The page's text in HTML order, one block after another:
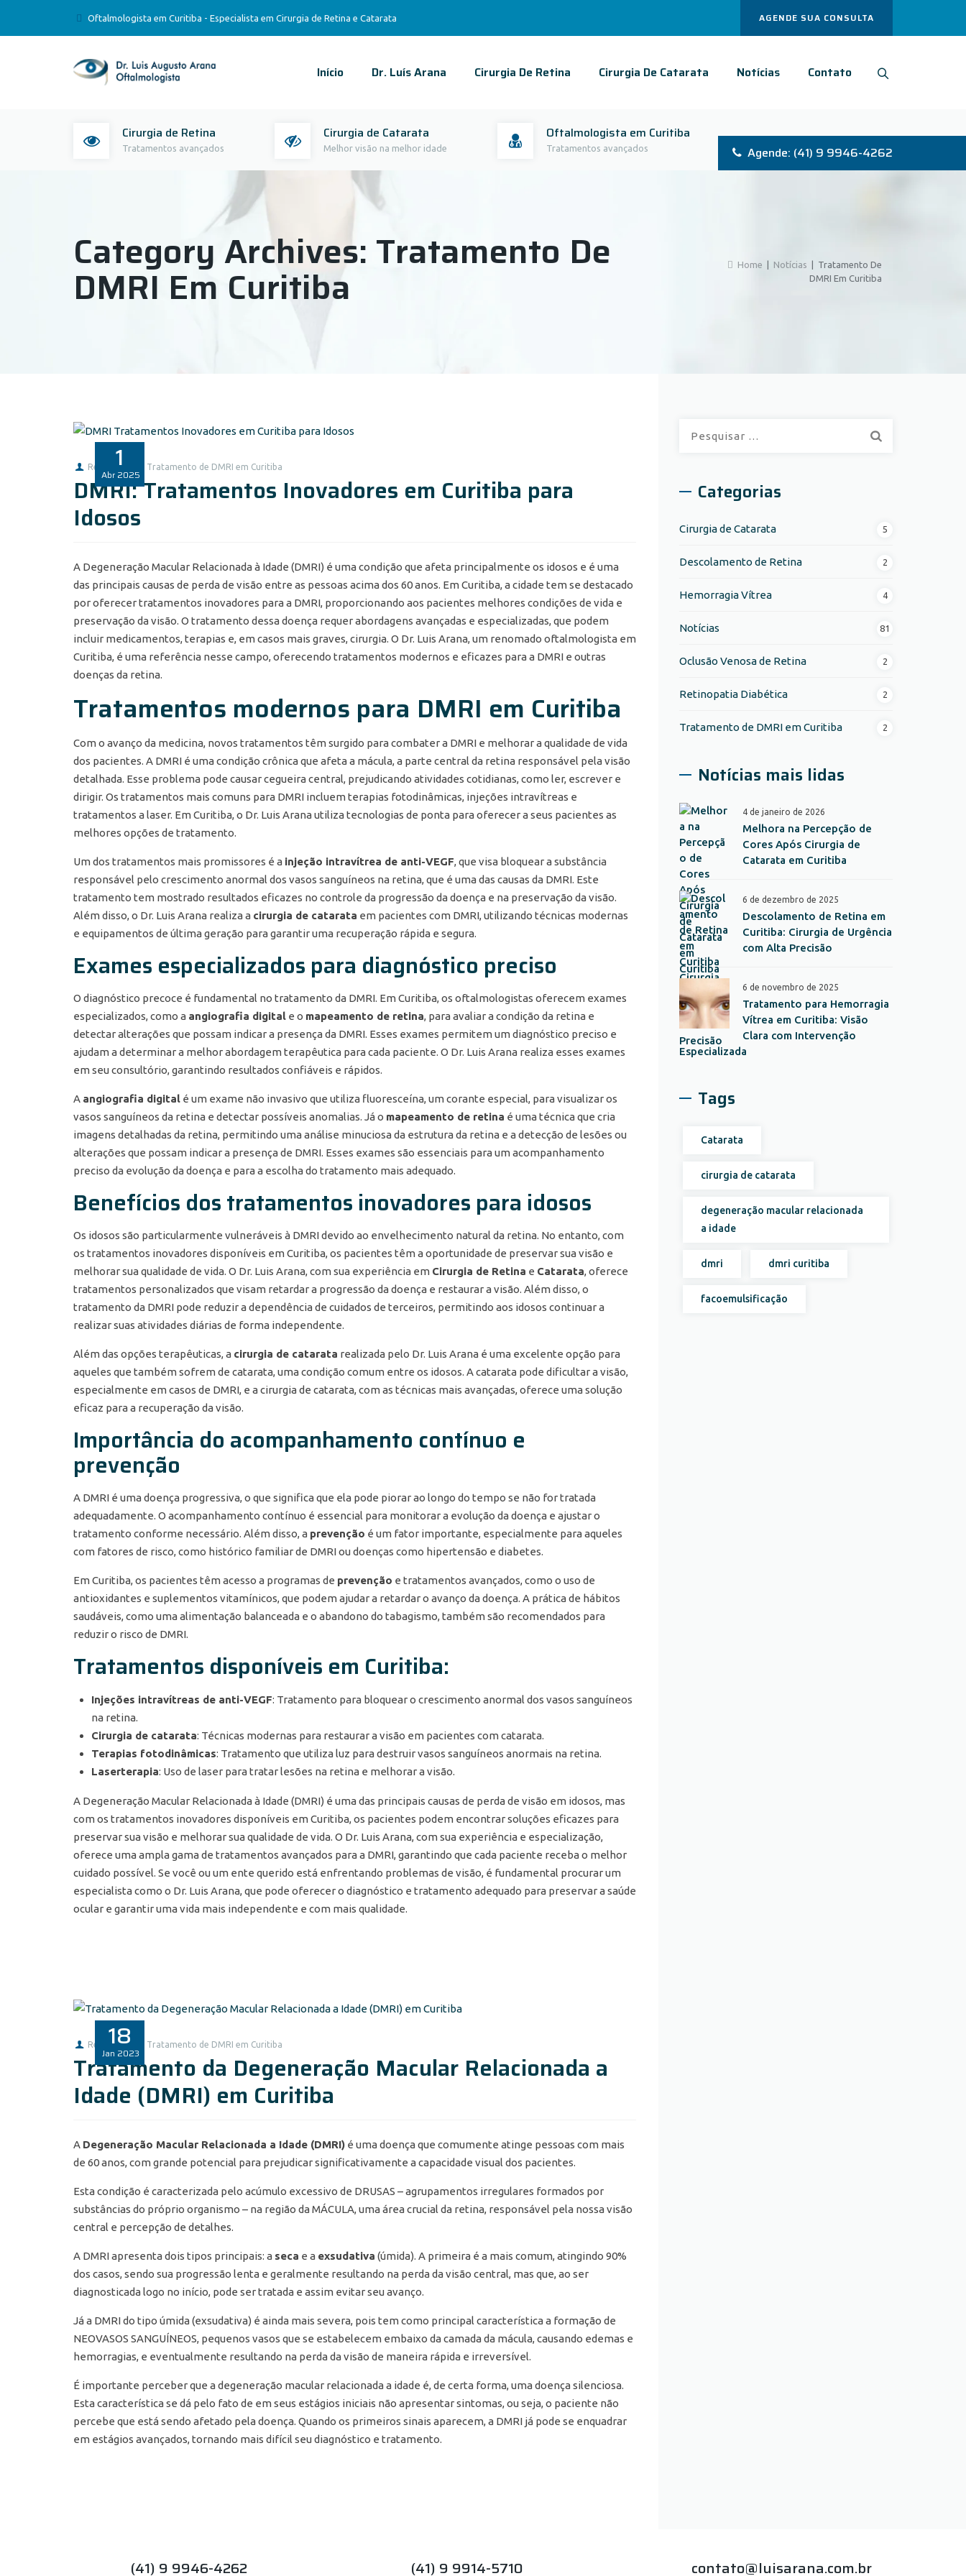
Oftalmologista em Curitiba - Especialista em Cirurgia de Retina e Catarata AGENDE SUA CONSULTA
Início Dr. Luís Arana Cirurgia De Retina Cirurgia De Catarata Notícias Contato
Cirurgia de Retina
Tratamentos avançados
Cirurgia de Catarata
Melhor visão na melhor idade
Oftalmologista em Curitiba
Tratamentos avançados Agende: (41) 9 9946-4262
Category Archives: Tratamento De
DMRI Em Curitiba Home Notícias
Tratamento De
DMRI Em Curitiba
1
Abr 2025
Redação Tratamento de DMRI em Curitiba
DMRI: Tratamentos Inovadores em Curitiba para
Idosos
A Degeneração Macular Relacionada à Idade (DMRI) é uma condição que afeta principalmente os idosos e é uma
das principais causas de perda de visão entre as pessoas acima dos 60 anos. Em Curitiba, a cidade tem se destacado
por oferecer tratamentos inovadores para a DMRI, proporcionando aos pacientes melhores condições de vida e
preservação da visão. O tratamento dessa doença requer abordagens avançadas e especializadas, que podem
incluir medicamentos, terapias e, em casos mais graves, cirurgia. O Dr. Luis Arana, um renomado oftalmologista em
Curitiba, é uma referência nesse campo, oferecendo tratamentos modernos e eficazes para a DMRI e outras
doenças da retina.
Tratamentos modernos para DMRI em Curitiba
Com o avanço da medicina, novos tratamentos têm surgido para combater a DMRI e melhorar a qualidade de vida
dos pacientes. A DMRI é uma condição crônica que afeta a mácula, a parte central da retina responsável pela visão
detalhada. Esse problema pode causar cegueira central, prejudicando atividades cotidianas, como ler, escrever e
dirigir. Os tratamentos mais comuns para DMRI incluem terapias fotodinâmicas, injeções intravítreas e
tratamentos a laser. Em Curitiba, o Dr. Luis Arana utiliza tecnologias de ponta para oferecer a seus pacientes as
melhores opções de tratamento.
Um dos tratamentos mais promissores é a injeção intravítrea de anti-VEGF, que visa bloquear a substância
responsável pelo crescimento anormal dos vasos sanguíneos na retina, que é uma das causas da DMRI. Este
tratamento tem mostrado resultados eficazes no controle da progressão da doença e na preservação da visão.
Além disso, o Dr. Luis Arana realiza a cirurgia de catarata em pacientes com DMRI, utilizando técnicas modernas
e equipamentos de última geração para garantir uma recuperação rápida e segura.
Exames especializados para diagnóstico preciso
O diagnóstico precoce é fundamental no tratamento da DMRI. Em Curitiba, os oftalmologistas oferecem exames
especializados, como a angiografia digital e o mapeamento de retina, para avaliar a condição da retina e
detectar alterações que possam indicar a presença da DMRI. Esses exames permitem um diagnóstico preciso e
ajudam a determinar a melhor abordagem terapêutica para cada paciente. O Dr. Luis Arana realiza esses exames
em seu consultório, garantindo resultados confiáveis e rápidos.
A angiografia digital é um exame não invasivo que utiliza fluoresceína, um corante especial, para visualizar os
vasos sanguíneos da retina e detectar possíveis anomalias. Já o mapeamento de retina é uma técnica que cria
imagens detalhadas da retina, permitindo uma análise minuciosa da estrutura da retina e a detecção de lesões ou
alterações que possam indicar a presença de DMRI. Esses exames são essenciais para um acompanhamento
preciso da evolução da doença e para a escolha do tratamento mais adequado.
Benefícios dos tratamentos inovadores para idosos
Os idosos são particularmente vulneráveis à DMRI devido ao envelhecimento natural da retina. No entanto, com
os tratamentos inovadores disponíveis em Curitiba, os pacientes têm a oportunidade de preservar sua visão e
melhorar sua qualidade de vida. O Dr. Luis Arana, com sua experiência em Cirurgia de Retina e Catarata, oferece
tratamentos personalizados que visam retardar a progressão da doença e restaurar a visão. Além disso, o
tratamento da DMRI pode reduzir a dependência de cuidados de terceiros, permitindo aos idosos continuar a
realizar suas atividades diárias de forma independente.
Além das opções terapêuticas, a cirurgia de catarata realizada pelo Dr. Luis Arana é uma excelente opção para
aqueles que também sofrem de catarata, uma condição comum entre os idosos. A catarata pode dificultar a visão,
especialmente em casos de DMRI, e a cirurgia de catarata, com as técnicas mais avançadas, oferece uma solução
eficaz para a recuperação da visão.
Importância do acompanhamento contínuo e
prevenção
A DMRI é uma doença progressiva, o que significa que ela pode piorar ao longo do tempo se não for tratada
adequadamente. O acompanhamento contínuo é essencial para monitorar a evolução da doença e ajustar o
tratamento conforme necessário. Além disso, a prevenção é um fator importante, especialmente para aqueles
com fatores de risco, como histórico familiar de DMRI ou doenças como hipertensão e diabetes.
Em Curitiba, os pacientes têm acesso a programas de prevenção e tratamentos avançados, como o uso de
antioxidantes e suplementos vitamínicos, que podem ajudar a retardar o avanço da doença. A prática de hábitos
saudáveis, como uma alimentação balanceada e o abandono do tabagismo, também são recomendados para
reduzir o risco de DMRI.
Tratamentos disponíveis em Curitiba:
Injeções intravítreas de anti-VEGF: Tratamento para bloquear o crescimento anormal dos vasos sanguíneos
na retina.
Cirurgia de catarata: Técnicas modernas para restaurar a visão em pacientes com catarata.
Terapias fotodinâmicas: Tratamento que utiliza luz para destruir vasos sanguíneos anormais na retina.
Laserterapia: Uso de laser para tratar lesões na retina e melhorar a visão.
A Degeneração Macular Relacionada à Idade (DMRI) é uma das principais causas de perda de visão em idosos, mas
com os tratamentos inovadores disponíveis em Curitiba, os pacientes podem encontrar soluções eficazes para
preservar sua visão e melhorar sua qualidade de vida. O Dr. Luis Arana, com sua experiência e especialização,
oferece uma ampla gama de tratamentos avançados para a DMRI, garantindo que cada paciente receba o melhor
cuidado possível. Se você ou um ente querido está enfrentando problemas de visão, é fundamental procurar um
especialista como o Dr. Luis Arana, que pode oferecer o diagnóstico e tratamento adequado para preservar a saúde
ocular e garantir uma vida mais independente e com mais qualidade.
18
Jan 2023
Redação Tratamento de DMRI em Curitiba
Tratamento da Degeneração Macular Relacionada a
Idade (DMRI) em Curitiba
A Degeneração Macular Relacionada a Idade (DMRI) é uma doença que comumente atinge pessoas com mais
de 60 anos, com grande potencial para prejudicar significativamente a capacidade visual dos pacientes.
Esta condição é caracterizada pelo acúmulo excessivo de DRUSAS – agrupamentos irregulares formados por
substâncias do próprio organismo – na região da MÁCULA, uma área crucial da retina, responsável pela nossa visão
central e percepção de detalhes.
A DMRI apresenta dois tipos principais: a seca e a exsudativa (úmida). A primeira é a mais comum, atingindo 90%
dos casos, sendo sua progressão lenta e geralmente resultando na perda da visão central, mas que, ao ser
diagnosticada logo no início, pode ser tratada e assim evitar seu avanço.
Já a DMRI do tipo úmida (exsudativa) é ainda mais severa, pois tem como principal característica a formação de
NEOVASOS SANGUÍNEOS, pequenos vasos que se estabelecem embaixo da camada da mácula, causando edemas e
hemorragias, e eventualmente resultando na perda da visão de maneira rápida e irreversível.
É importante perceber que a degeneração macular relacionada a idade é, de certa forma, uma doença silenciosa.
Esta característica se dá pelo fato de em seus estágios iniciais não apresentar sintomas, ou seja, o paciente não
percebe que está sendo afetado pela doença. Quando os primeiros sinais aparecem, a DMRI já pode se enquadrar
em estágios avançados, tornando mais difícil seu diagnóstico e tratamento.
s
p
r
Categorias
Cirurgia de Catarata 5
Descolamento de Retina 2
Hemorragia Vítrea 4
Notícias 81
Oclusão Venosa de Retina 2
Retinopatia Diabética 2
Tratamento de DMRI em Curitiba 2
Notícias mais lidas
4 de janeiro de 2026
Melhora na Percepção de
Cores Após Cirurgia de
Catarata em Curitiba
6 de dezembro de 2025
Descolamento de Retina em
Curitiba: Cirurgia de Urgência
com Alta Precisão
6 de novembro de 2025
Tratamento para Hemorragia
Vítrea em Curitiba: Visão
Clara com Intervenção
Especializada
Tags
Catarata
cirurgia de catarata
degeneração macular relacionada
a idade
dmri dmri curitiba
facoemulsificação
(41) 9 9946-4262 (41) 9 9914-5710 contato@luisarana.com.br